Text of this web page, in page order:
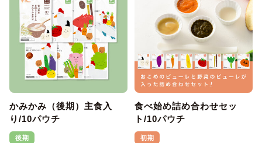
かみかみ（後期）主食入
り/10パウチ
後期
食べ始め詰め合わせセッ
ト/10パウチ
初期